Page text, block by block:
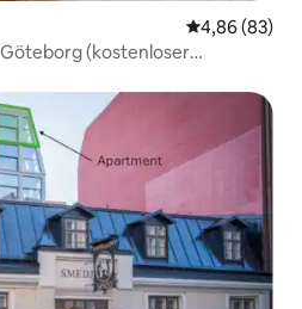
4,86 (83)
(kostenloser